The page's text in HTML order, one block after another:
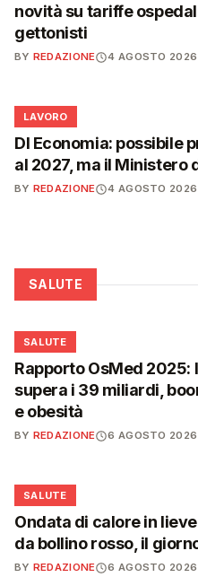
novità su tariffe
gettonisti
BY REDAZIONE 4 AGOSTO 2026
💼
LAVORO
Dl Economia: possibile
al 2027, ma il Ministero
BY REDAZIONE 4 AGOSTO 2026
SALUTE
❤️
SALUTE
Rapporto OsMed
supera i 39 miliardi,
e obesità
BY REDAZIONE 6 AGOSTO 2026
❤️
SALUTE
Ondata di calore in
da bollino rosso, il
BY REDAZIONE 6 AGOSTO 2026